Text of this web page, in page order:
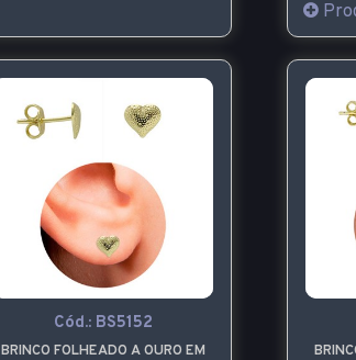
Cód.: BS5152
BRINCO FOLHEADO A OURO EM